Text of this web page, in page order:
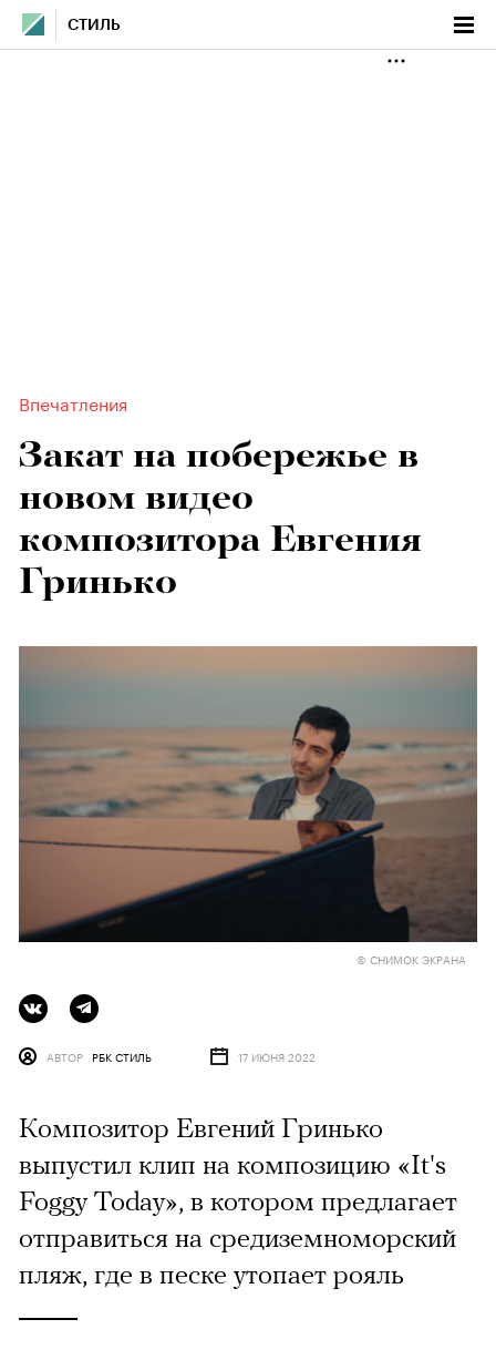
СТИЛЬ
Впечатления
Закат на побережье в
новом видео
композитора Евгения
Гринько
© СНИМОК ЭКРАНА
АВТОР РБК СТИЛЬ 17 ИЮНЯ 2022
Композитор Евгений Гринько
выпустил клип на композицию «It's
Foggy Today», в котором предлагает
отправиться на средиземноморский
пляж, где в песке утопает рояль